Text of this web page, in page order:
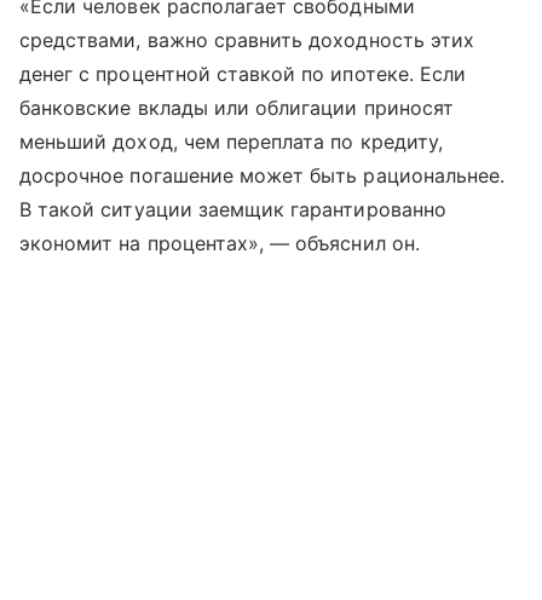
«Если человек располагает свободными
средствами, важно сравнить доходность этих
денег с процентной ставкой по ипотеке. Если
банковские вклады или облигации приносят
меньший доход, чем переплата по кредиту,
досрочное погашение может быть рациональнее.
В такой ситуации заемщик гарантированно
экономит на процентах», — объяснил он.